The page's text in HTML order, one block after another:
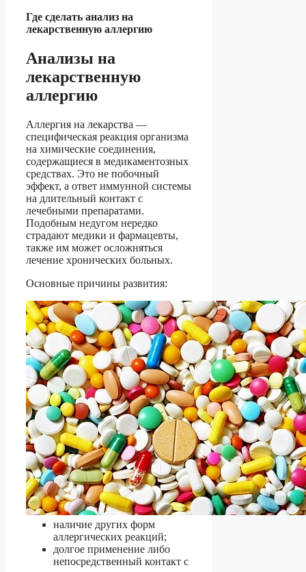
Где сделать анализ на
лекарственную аллергию
Анализы на
лекарственную
аллергию
Аллергия на лекарства —
специфическая реакция организма
на химические соединения,
содержащиеся в медикаментозных
средствах. Это не побочный
эффект, а ответ иммунной системы
на длительный контакт с
лечебными препаратами.
Подобным недугом нередко
страдают медики и фармацевты,
также им может осложняться
лечение хронических больных.
Основные причины развития:
наличие других форм
аллергических реакций;
долгое применение либо
непосредственный контакт с